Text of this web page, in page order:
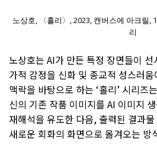
노상호, 〈홀리〉, 2023, 캔버스에 아크릴,
리
노상호는 AI가 만든 특정 장면들이
가적 감정을 신화 및 종교적 성스러
맥락을 바탕으로 하는 ‘홀리’ 시리즈
신의 기존 작품 이미지를 AI 이미지
재해석을 유도한 다음, 출력된 결과
새로운 회화의 화면으로 옮겨오는 방